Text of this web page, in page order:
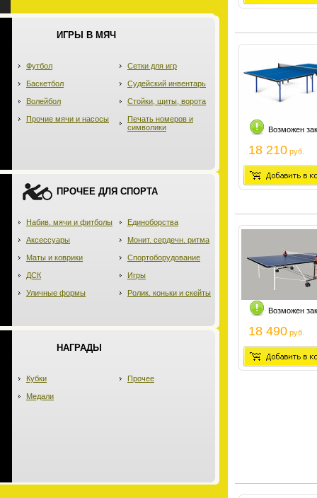
ИГРЫ В МЯЧ
Футбол
Баскетбол
Волейбол
Прочие мячи и насосы
Сетки для игр
Судейский инвентарь
Стойки, щиты, ворота
Печать номеров и
символики
ПРОЧЕЕ ДЛЯ СПОРТА
Набив. мячи и фитболы
Аксессуары
Маты и коврики
ДСК
Уличные формы
Единоборства
Монит. сердечн. ритма
Спортоборудование
Игры
Ролик. коньки и скейты
НАГРАДЫ
Кубки
Медали
Прочее
Возможен
18 210 руб.
Возможен
18 490 руб.